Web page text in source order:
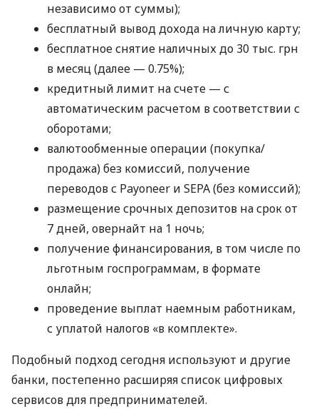
независимо от суммы);
бесплатный вывод дохода на личную карту;
бесплатное снятие наличных до 30 тыс. грн
в месяц (далее — 0.75%);
кредитный лимит на счете — с
автоматическим расчетом в соответствии с
оборотами;
валютообменные операции (покупка/
продажа) без комиссий, получение
переводов с Payoneer и SEPA (без комиссий);
размещение срочных депозитов на срок от
7 дней, овернайт на 1 ночь;
получение финансирования, в том числе по
льготным госпрограммам, в формате
онлайн;
проведение выплат наемным работникам,
с уплатой налогов «в комплекте».
Подобный подход сегодня используют и другие
банки, постепенно расширяя список цифровых
сервисов для предпринимателей.